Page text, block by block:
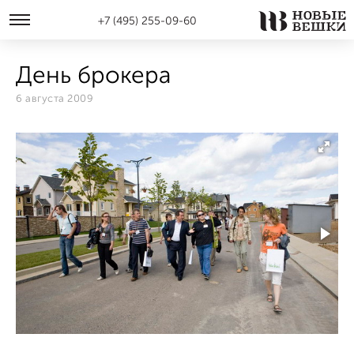
+7 (495) 255-09-60
День брокера
6 августа 2009